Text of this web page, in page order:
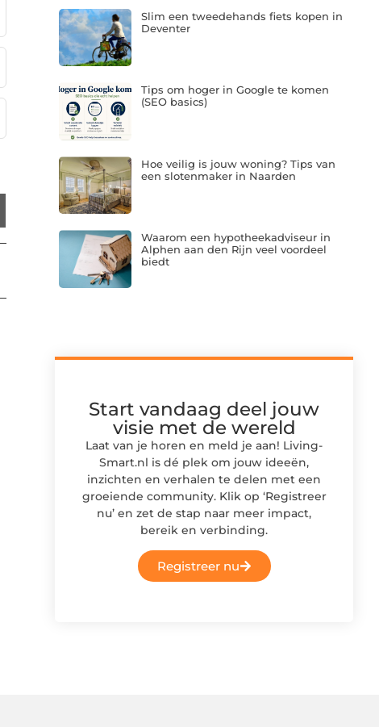
Slim een tweedehands fiets kopen in
Deventer
Tips om hoger in Google te komen
(SEO basics)
Hoe veilig is jouw woning? Tips van
een slotenmaker in Naarden
Waarom een hypotheekadviseur in
Alphen aan den Rijn veel voordeel
biedt
Start vandaag deel jouw
visie met de wereld
Laat van je horen en meld je aan! Living-
Smart.nl is dé plek om jouw ideeën,
inzichten en verhalen te delen met een
groeiende community. Klik op ‘Registreer
nu’ en zet de stap naar meer impact,
bereik en verbinding.
Registreer nu